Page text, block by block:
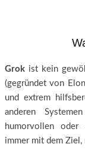
Grok ist kein
(gegründet von
und extrem
anderen
humorvollen oder
immer mit dem Ziel,